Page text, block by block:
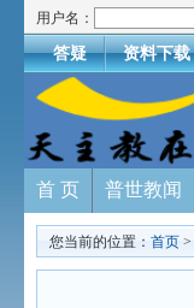
用户名：
答疑 资料下载
首 页 普世教闻
您当前的位置： 首页 >